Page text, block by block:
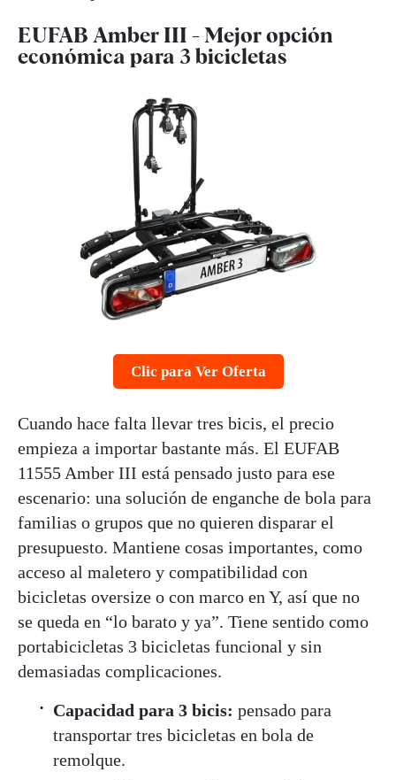
EUFAB Amber III - Mejor opción
económica para 3 bicicletas
Clic para Ver Oferta
Cuando hace falta llevar tres bicis, el precio
empieza a importar bastante más. El EUFAB
11555 Amber III está pensado justo para ese
escenario: una solución de enganche de bola para
familias o grupos que no quieren disparar el
presupuesto. Mantiene cosas importantes, como
acceso al maletero y compatibilidad con
bicicletas oversize o con marco en Y, así que no
se queda en “lo barato y ya”. Tiene sentido como
portabicicletas 3 bicicletas funcional y sin
demasiadas complicaciones.
Capacidad para 3 bicis: pensado para
transportar tres bicicletas en bola de
remolque.